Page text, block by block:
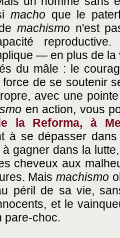
macho que le
machismo n'est
— en plus de
du mâle : le
de se soutenir
avec une
en action, vous
la Reforma, à
à se dépasser
à gagner dans la
cheveux aux
Maismachismo
péril de sa vie,
et le
pare-choc.